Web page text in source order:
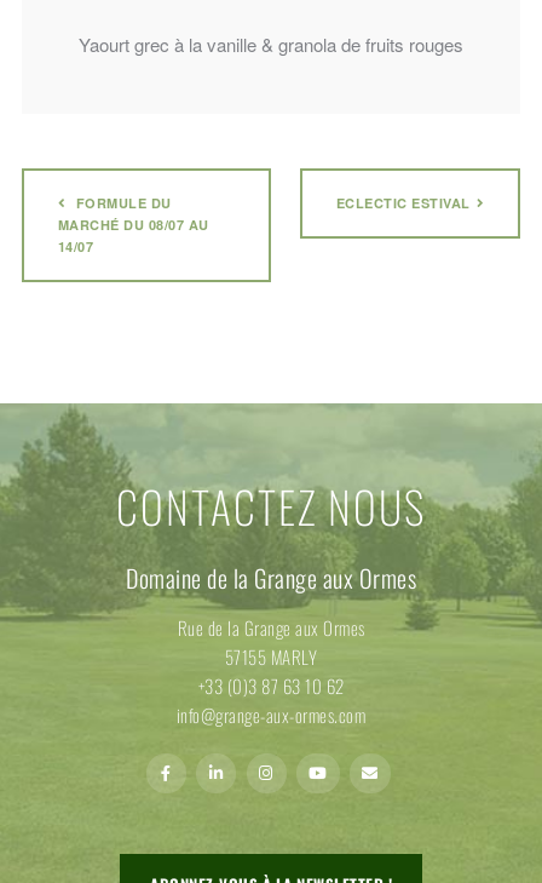
Yaourt grec à la vanille & granola de fruits rouges
FORMULE DU
MARCHÉ DU 08/07 AU
14/07
ECLECTIC ESTIVAL
CONTACTEZ NOUS
Domaine de la Grange aux Ormes
Rue de la Grange aux Ormes
57155 MARLY
+33 (0)3 87 63 10 62
info@grange-aux-ormes.com